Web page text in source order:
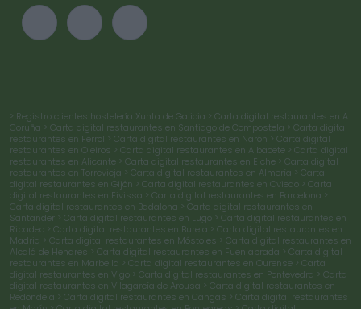
> Registro clientes hostelería Xunta de Galicia > Carta digital restaurantes en A
Coruña > Carta digital restaurantes en Santiago de Compostela > Carta digital
restaurantes en Ferrol > Carta digital restaurantes en Narón > Carta digital
restaurantes en Oleiros > Carta digital restaurantes en Albacete > Carta digital
restaurantes en Alicante > Carta digital restaurantes en Elche > Carta digital
restaurantes en Torrevieja > Carta digital restaurantes en Almería > Carta
digital restaurantes en Gijón > Carta digital restaurantes en Oviedo > Carta
digital restaurantes en Eivissa > Carta digital restaurantes en Barcelona >
Carta digital restaurantes en Badalona > Carta digital restaurantes en
Santander > Carta digital restaurantes en Lugo > Carta digital restaurantes en
Ribadeo > Carta digital restaurantes en Burela > Carta digital restaurantes en
Madrid > Carta digital restaurantes en Móstoles > Carta digital restaurantes en
Alcalá de Henares > Carta digital restaurantes en Fuenlabrada > Carta digital
restaurantes en Marbella > Carta digital restaurantes en Ourense > Carta
digital restaurantes en Vigo > Carta digital restaurantes en Pontevedra > Carta
digital restaurantes en Vilagarcía de Arousa > Carta digital restaurantes en
Redondela > Carta digital restaurantes en Cangas > Carta digital restaurantes